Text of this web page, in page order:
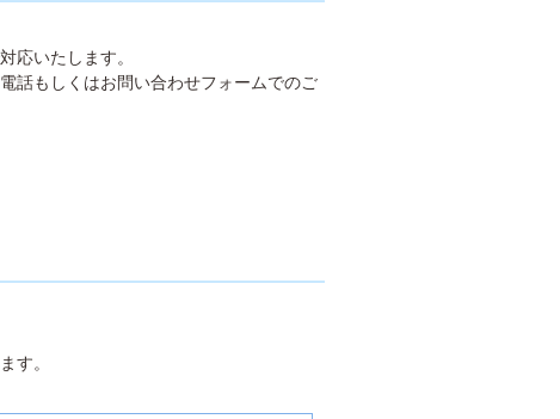
応いたします。
話もしくはお問い合わせフォームでのご
す。